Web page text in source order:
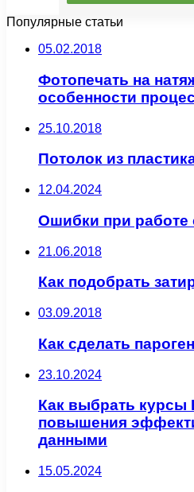
Популярные статьи
05.02.2018
Фотопечать на
особенности
25.10.2018
Потолок из
12.04.2024
Ошибки при работе
21.06.2018
Как подобрать
03.09.2018
Как сделать
23.10.2024
Как выбрать курсы
повышения
данными
15.05.2024